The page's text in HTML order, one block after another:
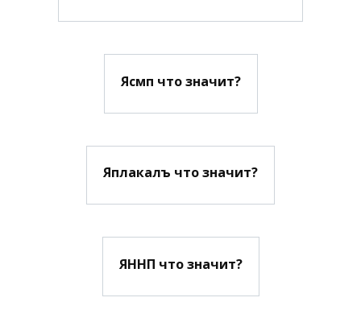
Ясмп что значит?
Яплакалъ что значит?
ЯННП что значит?